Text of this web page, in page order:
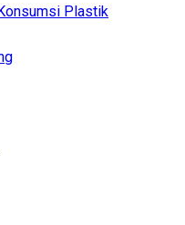
Plastik